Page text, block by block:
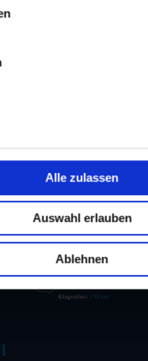
Alle zulassen
Auswahl erlauben
Ablehnen
27,
& Buchungshotline:
990